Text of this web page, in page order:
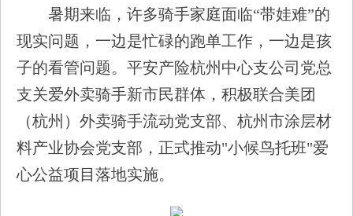
暑期来临，许多骑手家庭面临“带娃难”的
现实问题，一边是忙碌的跑单工作，一边是孩
子的看管问题。平安产险杭州中心支公司党总
支关爱外卖骑手新市民群体，积极联合美团
（杭州）外卖骑手流动党支部、杭州市涂层材
料产业协会党支部，正式推动"小候鸟托班"爱
心公益项目落地实施。